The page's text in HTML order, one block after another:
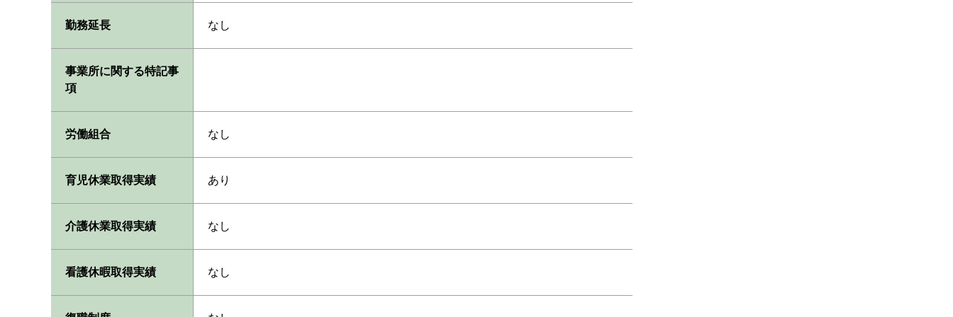
勤務延長 なし
事業所に関する特記事
項
労働組合 なし
育児休業取得実績 あり
介護休業取得実績 なし
看護休暇取得実績 なし